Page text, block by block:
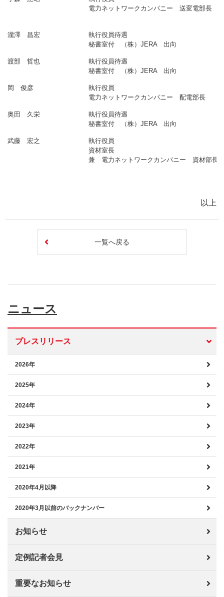
電力ネットワークカンパニー 送変電部長
瀧澤 昌宏
執行役員待遇
秘書室付 （株）JERA 出向
渡部 哲也
執行役員待遇
秘書室付 （株）JERA 出向
岡 俊彦
執行役員
電力ネットワークカンパニー 配電部長
奥田 久栄
執行役員待遇
秘書室付 （株）JERA 出向
武藤 宏之
執行役員
資材室長
兼 電力ネットワークカンパニー 資材部長
以上
一覧へ戻る
ニュース
プレスリリース
2026年
2025年
2024年
2023年
2022年
2021年
2020年4月以降
2020年3月以前のバックナンバー
お知らせ
定例記者会見
重要なお知らせ